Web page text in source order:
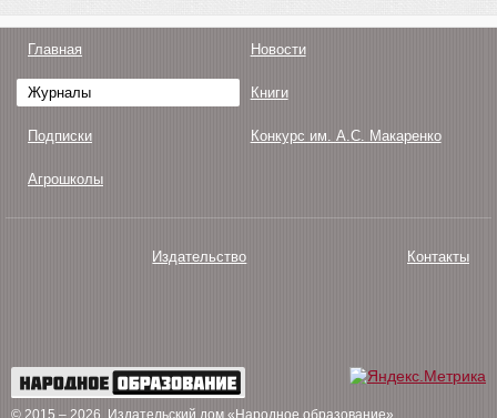
Главная Новости
Журналы Книги
Подписки Конкурс им. А.С. Макаренко
Агрошколы
Издательство Контакты
© 2015 – 2026 . Издательский дом «Народное образование»